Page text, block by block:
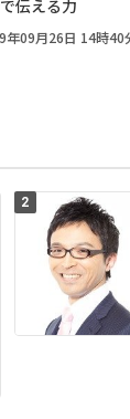
伝える力
年09月26日 14時40
2